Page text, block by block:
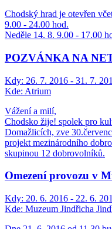
Chodský hrad je otevřen
9.00 - 24.00 hod.
Neděle 14. 8. 9.00 - 17.00
POZVÁNKA NA
Kdy: 26. 7. 2016 - 31. 7.
Kde: Atrium
Vážení a milí,
Chodsko žije! spolek pro
Domažlicích, zve
projekt mezinárodního
skupinou 12 dobrovolníků.
Omezení provozu v
Kdy: 20. 6. 2016 - 22. 6.
Kde: Muzeum Jindřicha